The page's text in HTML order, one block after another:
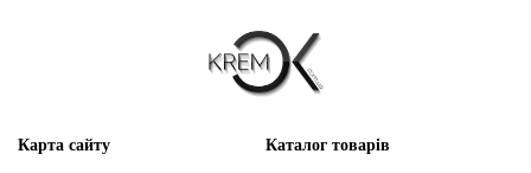
Карта сайту Каталог товарів